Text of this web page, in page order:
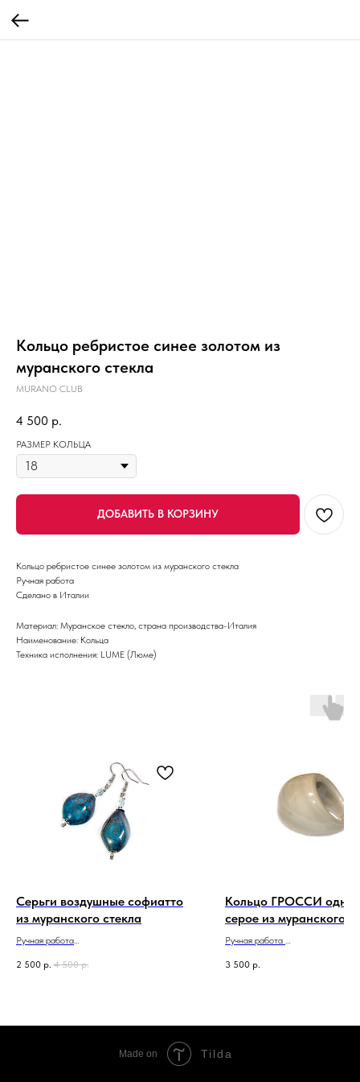
Кольцо ребристое синее золотом из
муранского стекла
MURANO CLUB
4 500 р.
РАЗМЕР КОЛЬЦА
ДОБАВИТЬ В КОРЗИНУ
Кольцо ребристое синее золотом из муранского стекла
Ручная работа
Сделано в Италии
Материал: Муранское стекло, страна производства-Италия
Наименование: Кольца
Техника исполнения: LUME (Люме)
Серьги воздушные софиатто
из муранского стекла
Ручная работа
2 500 р. 4 500 р.
Кольцо ГРОССИ
серое из муранского
Ручная работа
3 500 р.
Made on Tilda